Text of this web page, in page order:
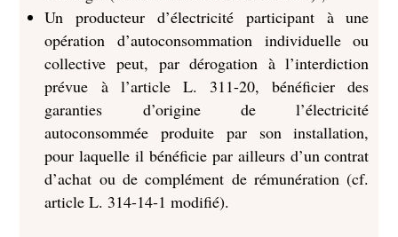
Un producteur d’électricité participant à une
opération d’autoconsommation individuelle ou
collective peut, par dérogation à l’interdiction
prévue à l’article L. 311-20, bénéficier des
garanties d’origine de l’électricité
autoconsommée produite par son installation,
pour laquelle il bénéficie par ailleurs d’un contrat
d’achat ou de complément de rémunération (cf.
article L. 314-14-1 modifié).